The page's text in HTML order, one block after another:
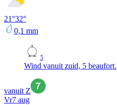
21°32°
0,1 mm
5
Wind vanuit zuid, 5 beaufort.
vanuit Z
Vr7 aug